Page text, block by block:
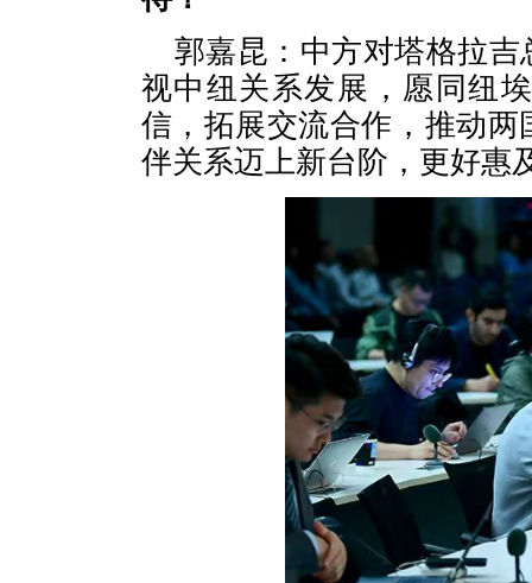
郭嘉昆：中方对塔格拉
视中纽关系发展，愿同纽
信，拓展交流合作，推动
伴关系迈上新台阶，更好惠